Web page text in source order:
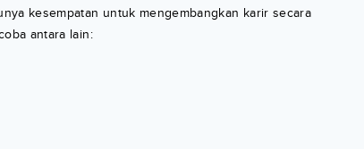
kesempatan untuk mengembangkan karir secara
antara lain: